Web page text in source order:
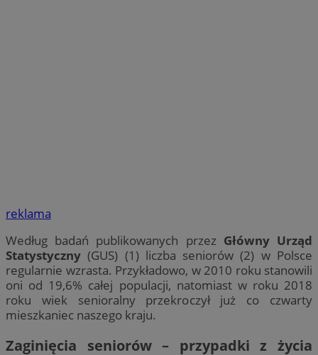
reklama
Według badań publikowanych przez Główny Urząd
Statystyczny (GUS) (1) liczba seniorów (2) w Polsce
regularnie wzrasta. Przykładowo, w 2010 roku stanowili
oni od 19,6% całej populacji, natomiast w roku 2018
roku wiek senioralny przekroczył już co czwarty
mieszkaniec naszego kraju.
Zaginięcia seniorów – przypadki z życia